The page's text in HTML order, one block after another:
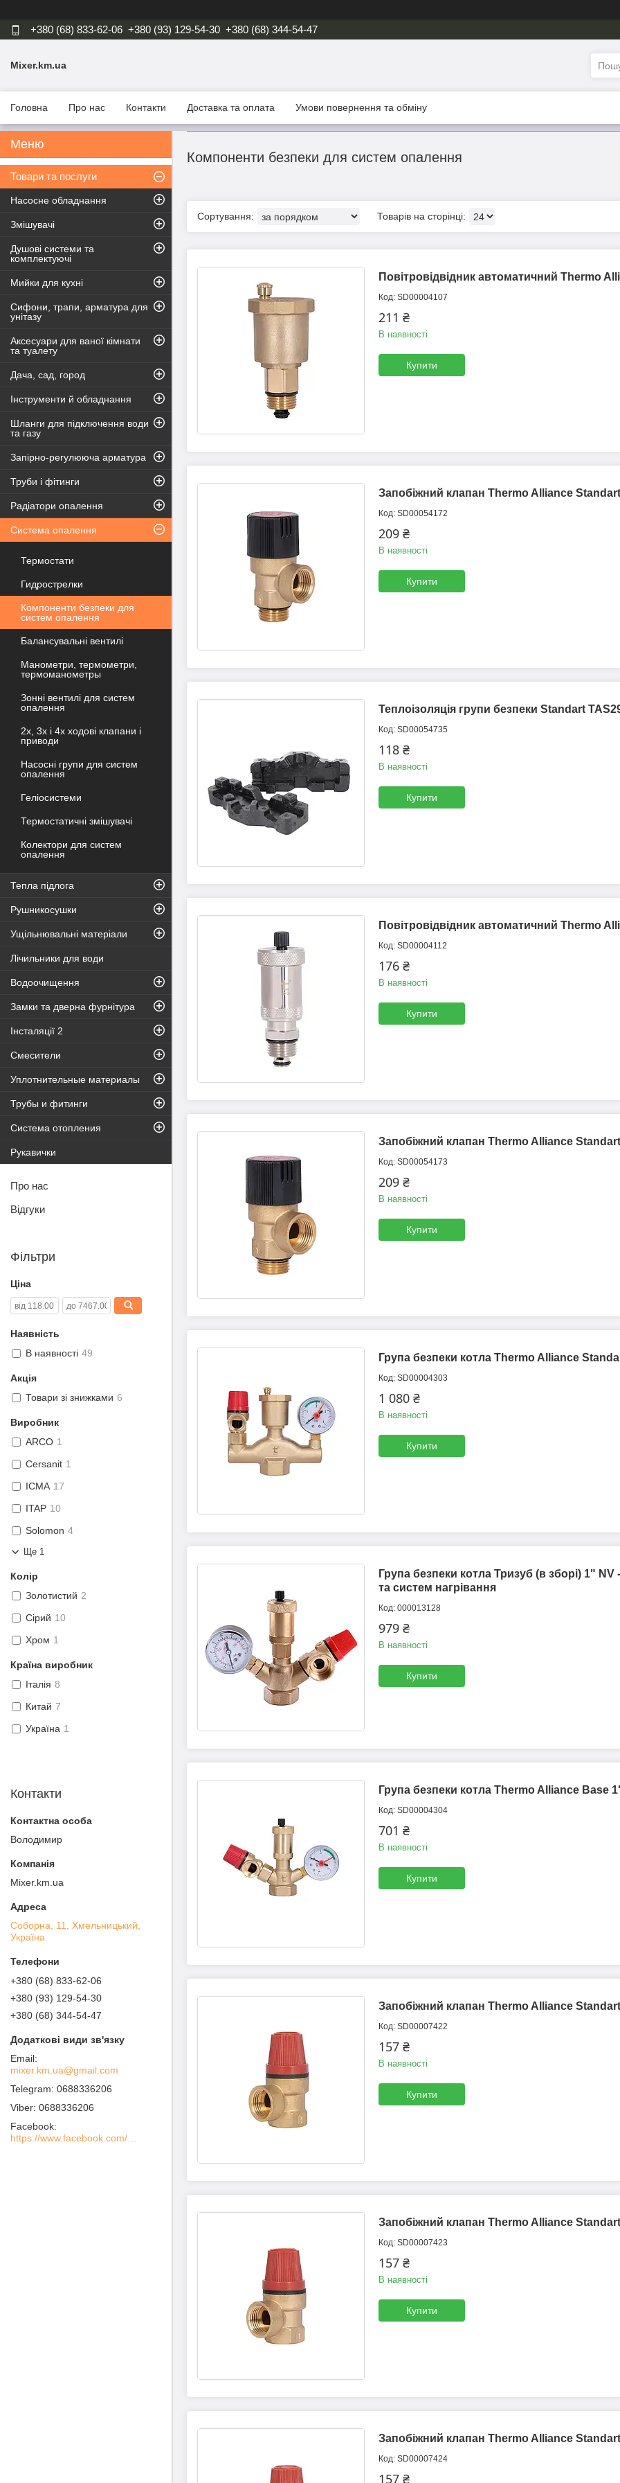
+380 (68) 833-62-06 +380 (93) 129-54-30 +380 (68) 344-54-47
Mixer.km.ua
Головна Про нас Контакти Доставка та оплата Умови повернення та обміну
Компоненти безпеки для систем опалення
Повітровідвідник автоматичний Thermo
SD00004107
211 ₴
В наявності
Купити
Запобіжний клапан Thermo Alliance
SD00054172
209 ₴
В наявності
Купити
Теплоізоляція групи безпеки Standart
SD00054735
118 ₴
В наявності
Купити
Повітровідвідник автоматичний Thermo
SD00004112
176 ₴
В наявності
Купити
Запобіжний клапан Thermo Alliance
SD00054173
209 ₴
В наявності
Купити
Група безпеки котла Thermo Alliance
SD00004303
1 080 ₴
В наявності
Купити
Група безпеки котла Тризуб (в зборі) 1"
та систем нагрівання
000013128
979 ₴
В наявності
Купити
Група безпеки котла Thermo Alliance Base
SD00004304
701 ₴
В наявності
Купити
Запобіжний клапан Thermo Alliance
SD00007422
157 ₴
В наявності
Купити
Запобіжний клапан Thermo Alliance
SD00007423
157 ₴
В наявності
Купити
Запобіжний клапан Thermo Alliance
SD00007424
157 ₴
Товари та послуги
Насосне обладнання
Змішувачі
Душові системи та
комплектуючі
Мийки для кухні
Сифони, трапи, арматура для
унітазу
Аксесуари для ваної кімнати
та туалету
Дача, сад, город
Інструменти й обладнання
Шланги для підключення води
та газу
Запірно-регулююча арматура
Труби і фітинги
Радіатори опалення
Система опалення
Термостати
Гидрострелки
Компоненти безпеки для
систем опалення
Балансувальні вентилі
Манометри, термометри,
термоманометры
Зонні вентилі для систем
опалення
2х, 3х і 4х ходові клапани і
приводи
Насосні групи для систем
опалення
Геліосистеми
Термостатичні змішувачі
Колектори для систем
опалення
Тепла підлога
Рушникосушки
Ущільнювальні матеріали
Лічильники для води
Водоочищення
Замки та дверна фурнітура
Інсталяції 2
Смесители
Уплотнительные материалы
Трубы и фитинги
Система отопления
Рукавички
Про нас
Відгуки
Фільтри
Ціна
Наявність
В наявності 49
Акція
Товари зі знижками 6
Виробник
ARCO 1
Cersanit 1
ICMA 17
ITAP 10
Solomon 4
Ще 1
Колір
Золотистий 2
Сірий 10
Хром 1
Країна виробник
Італія 8
Китай 7
Україна 1
Контакти
Володимир
Mixer.km.ua
Соборна, 11, Хмельницький,
Україна
+380 (68) 833-62-06
+380 (93) 129-54-30
+380 (68) 344-54-47
mixer.km.ua@gmail.com
0688336206
0688336206
Facebook